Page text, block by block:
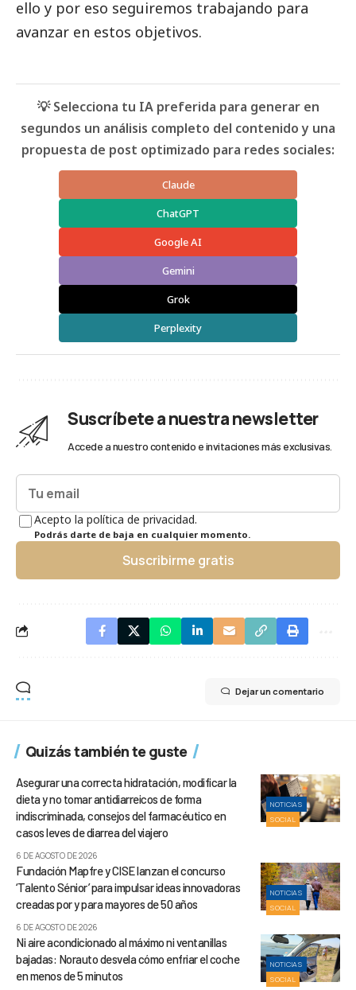
ello y por eso seguiremos trabajando para
avanzar en estos objetivos.
💡 Selecciona tu IA preferida para generar en
segundos un análisis completo del contenido y una
propuesta de post optimizado para redes sociales:
Claude
ChatGPT
Google AI
Gemini
Grok
Perplexity
Suscríbete a nuestra newsletter
Accede a nuestro contenido e invitaciones más exclusivas.
Acepto la política de privacidad.
Podrás darte de baja en cualquier momento.
Suscribirme gratis
Dejar un comentario
Quizás también te guste
NOTICIAS
SOCIAL
Asegurar una correcta hidratación, modificar la
dieta y no tomar antidiarreicos de forma
indiscriminada, consejos del farmacéutico en
casos leves de diarrea del viajero
6 DE AGOSTO DE 2026
NOTICIAS
SOCIAL
Fundación Mapfre y CISE lanzan el concurso
‘Talento Sénior’ para impulsar ideas innovadoras
creadas por y para mayores de 50 años
6 DE AGOSTO DE 2026
NOTICIAS
SOCIAL
Ni aire acondicionado al máximo ni ventanillas
bajadas: Norauto desvela cómo enfriar el coche
en menos de 5 minutos